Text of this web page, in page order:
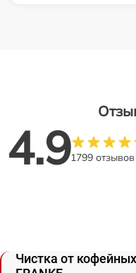
4.91799 отзывов
Чистка от